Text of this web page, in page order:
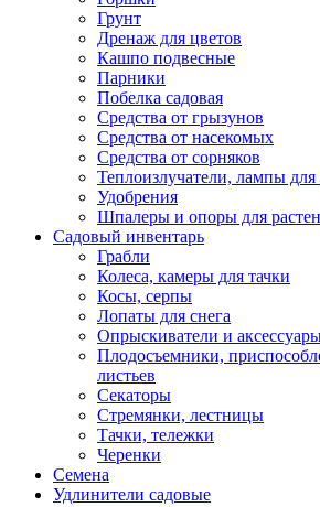
Грунт
Дренаж для цветов
Кашпо подвесные
Парники
Побелка садовая
Средства от грызунов
Средства от насекомых
Средства от сорняков
Теплоизлучатели, лампы для
Удобрения
Шпалеры и опоры для
Садовый инвентарь
Грабли
Колеса, камеры для тачки
Косы, серпы
Лопаты для снега
Опрыскиватели и
Плодосъемники,
листьев
Секаторы
Стремянки, лестницы
Тачки, тележки
Черенки
Семена
Удлинители садовые